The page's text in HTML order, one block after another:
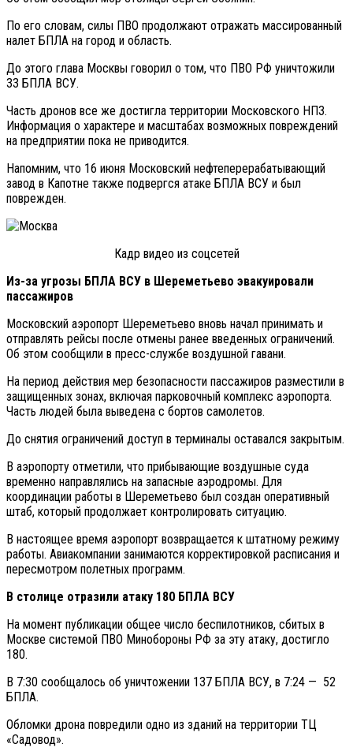
По его словам, силы ПВО продолжают отражать массированный
налет БПЛА на город и область.
До этого глава Москвы говорил о том, что ПВО РФ уничтожили
33 БПЛА ВСУ.
Часть дронов все же достигла территории Московского НПЗ.
Информация о характере и масштабах возможных повреждений
на предприятии пока не приводится.
Напомним, что 16 июня Московский нефтеперерабатывающий
завод в Капотне также подвергся атаке БПЛА ВСУ и был
поврежден.
Кадр видео из соцсетей
Из-за угрозы БПЛА ВСУ в Шереметьево эвакуировали
пассажиров
Московский аэропорт Шереметьево вновь начал принимать и
отправлять рейсы после отмены ранее введенных ограничений.
Об этом сообщили в пресс-службе воздушной гавани.
На период действия мер безопасности пассажиров разместили в
защищенных зонах, включая парковочный комплекс аэропорта.
Часть людей была выведена с бортов самолетов.
До снятия ограничений доступ в терминалы оставался закрытым.
В аэропорту отметили, что прибывающие воздушные суда
временно направлялись на запасные аэродромы. Для
координации работы в Шереметьево был создан оперативный
штаб, который продолжает контролировать ситуацию.
В настоящее время аэропорт возвращается к штатному режиму
работы. Авиакомпании занимаются корректировкой расписания и
пересмотром полетных программ.
В столице отразили атаку 180 БПЛА ВСУ
На момент публикации общее число беспилотников, сбитых в
Москве системой ПВО Минобороны РФ за эту атаку, достигло
180.
В 7:30 сообщалось об уничтожении 137 БПЛА ВСУ, в 7:24 — 52
БПЛА.
Обломки дрона повредили одно из зданий на территории ТЦ
«Садовод».